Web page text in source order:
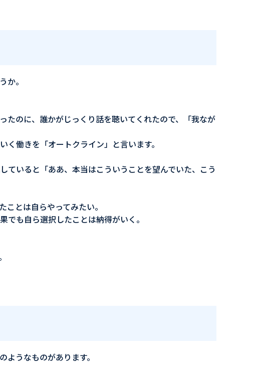
か。
たのに、誰かがじっくり話を聴いてくれたので、「我なが
働きを「オートクライン」と言います。
ていると「ああ、本当はこういうことを望んでいた、こう
とは自らやってみたい。
も自ら選択したことは納得がいく。
うなものがあります。